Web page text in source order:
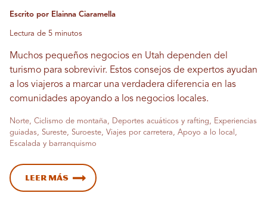
Escrito por Elainna Ciaramella
Lectura de 5 minutos
Muchos pequeños negocios en Utah dependen del
turismo para sobrevivir. Estos consejos de expertos ayudan
a los viajeros a marcar una verdadera diferencia en las
comunidades apoyando a los negocios locales.
Norte, Ciclismo de montaña, Deportes acuáticos y rafting, Experiencias
guiadas, Sureste, Suroeste, Viajes por carretera, Apoyo a lo local,
Escalada y barranquismo
Leer más